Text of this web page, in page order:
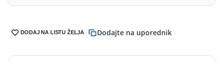
DODAJ NA LISTU ŽELJA Dodajte na uporednik